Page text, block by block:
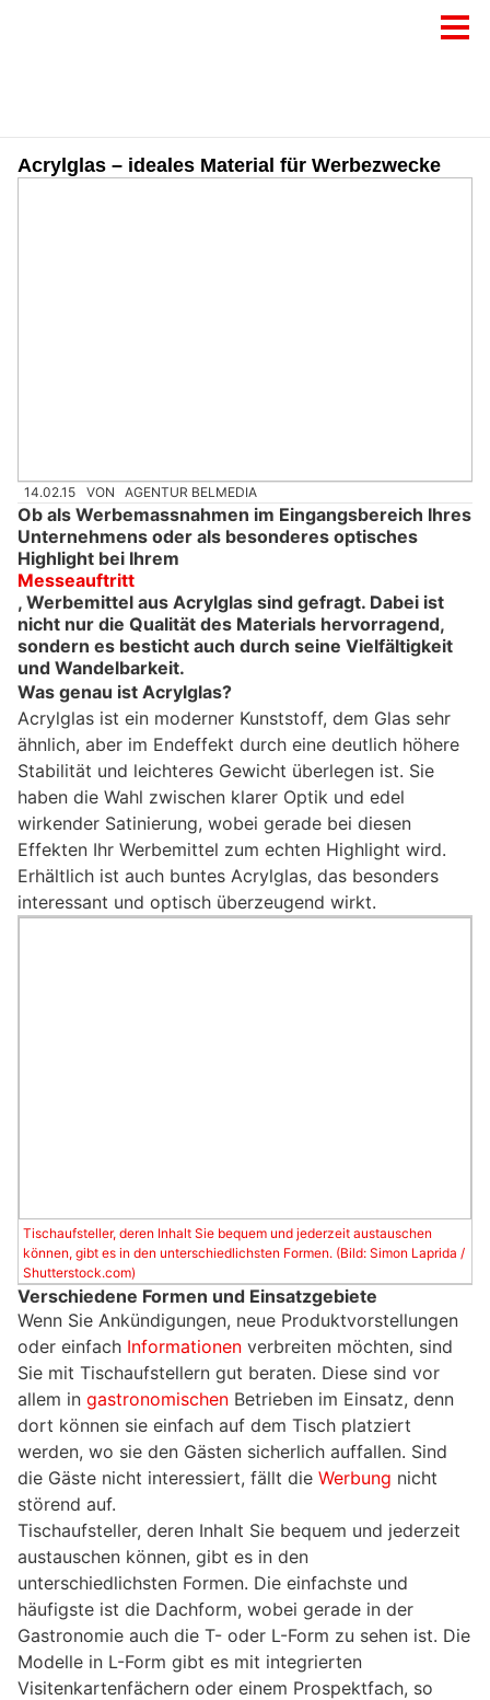
Acrylglas – ideales Material für Werbezwecke
14.02.15 VON AGENTUR BELMEDIA
Ob als Werbemassnahmen im Eingangsbereich Ihres
Unternehmens oder als besonderes optisches
Highlight bei Ihrem
Messeauftritt
, Werbemittel aus Acrylglas sind gefragt. Dabei ist
nicht nur die Qualität des Materials hervorragend,
sondern es besticht auch durch seine Vielfältigkeit
und Wandelbarkeit.
Was genau ist Acrylglas?
Acrylglas ist ein moderner Kunststoff, dem Glas sehr
ähnlich, aber im Endeffekt durch eine deutlich höhere
Stabilität und leichteres Gewicht überlegen ist. Sie
haben die Wahl zwischen klarer Optik und edel
wirkender Satinierung, wobei gerade bei diesen
Effekten Ihr Werbemittel zum echten Highlight wird.
Erhältlich ist auch buntes Acrylglas, das besonders
interessant und optisch überzeugend wirkt.
Tischaufsteller, deren Inhalt Sie bequem und jederzeit austauschen
können, gibt es in den unterschiedlichsten Formen. (Bild: Simon Laprida /
Shutterstock.com)
Verschiedene Formen und Einsatzgebiete
Wenn Sie Ankündigungen, neue Produktvorstellungen
oder einfach Informationen verbreiten möchten, sind
Sie mit Tischaufstellern gut beraten. Diese sind vor
allem in gastronomischen Betrieben im Einsatz, denn
dort können sie einfach auf dem Tisch platziert
werden, wo sie den Gästen sicherlich auffallen. Sind
die Gäste nicht interessiert, fällt die Werbung nicht
störend auf.
Tischaufsteller, deren Inhalt Sie bequem und jederzeit
austauschen können, gibt es in den
unterschiedlichsten Formen. Die einfachste und
häufigste ist die Dachform, wobei gerade in der
Gastronomie auch die T- oder L-Form zu sehen ist. Die
Modelle in L-Form gibt es mit integrierten
Visitenkartenfächern oder einem Prospektfach, so